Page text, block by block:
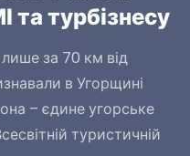
та турбізнесу
за 70 км від
в Угорщині
– єдине угорське
туристичній